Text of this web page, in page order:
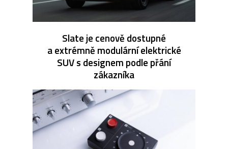
Slate je cenově dostupné
a extrémně modulární elektrické
SUV s designem podle přání
zákazníka